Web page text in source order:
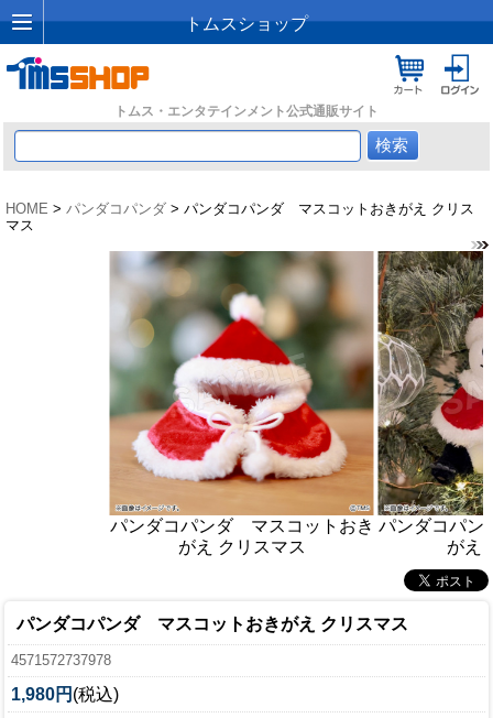
トムスショップ
トムス・エンタテインメント公式通販サイト
HOME > パンダコパンダ > パンダコパンダ マスコットおきがえ クリス
マス
パンダコパンダ マスコットおき
がえ クリスマス
パンダコパ
がえ
パンダコパンダ マスコットおきがえ クリスマス
4571572737978
1,980円 (税込)